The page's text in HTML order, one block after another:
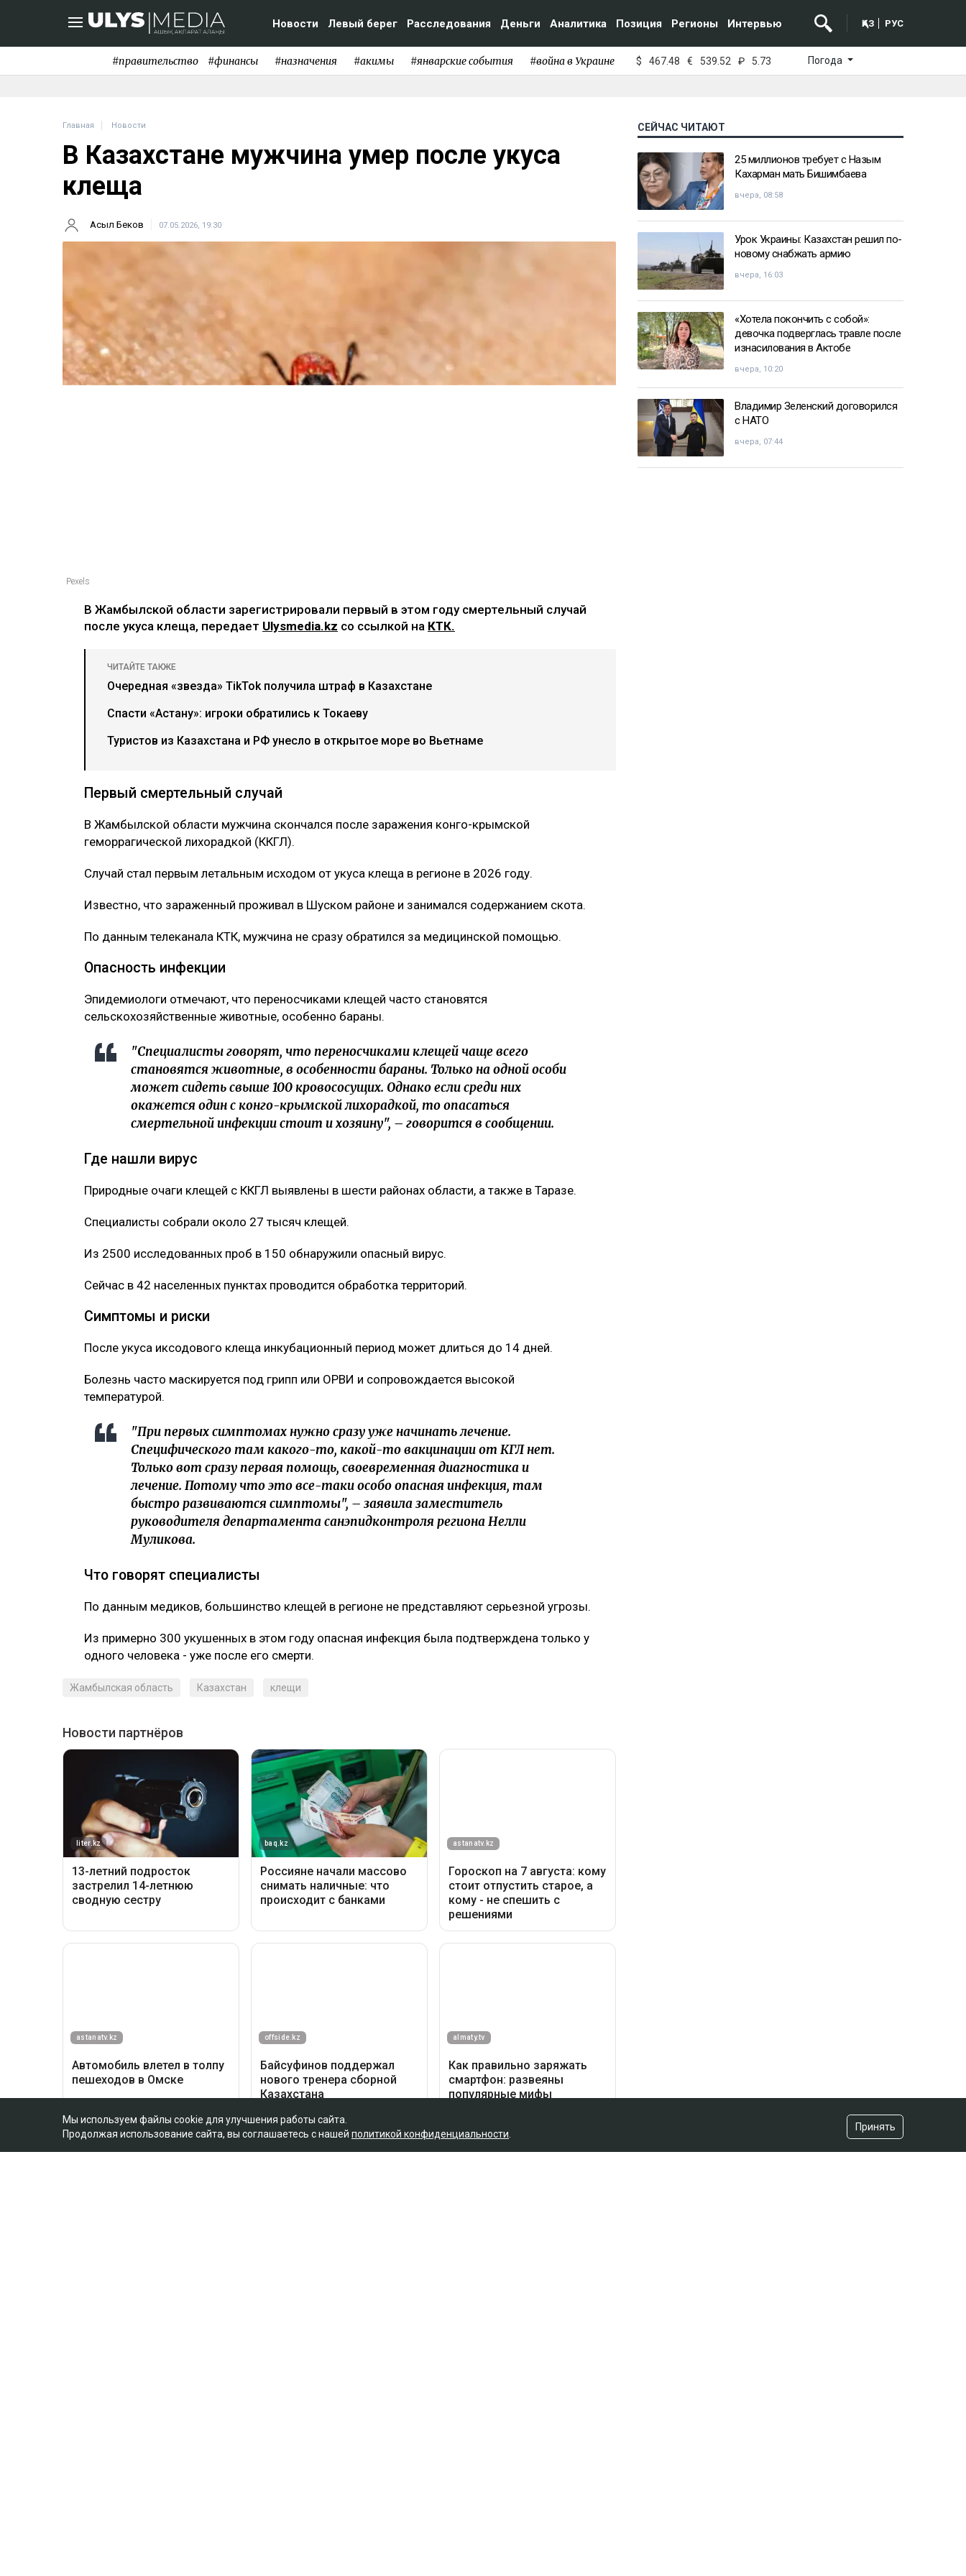
Новости Левый берег Расследования Деньги Аналитика Позиция Регионы Интервью ҚАЗ РУС
#правительство #финансы #назначения #акимы #январские события #война в Украине $ 467.48 € 539.52 ₽ 5.73 Погода
Главная Новости
В Казахстане мужчина умер после укуса
клеща
Асыл Беков 07.05.2026, 19:30
Pexels
В Жамбылской области зарегистрировали первый в этом году смертельный случай
после укуса клеща, передает Ulysmedia.kz со ссылкой на КТК.
ЧИТАЙТЕ ТАКЖЕ
Очередная «звезда» TikTok получила штраф в Казахстане
Спасти «Астану»: игроки обратились к Токаеву
Туристов из Казахстана и РФ унесло в открытое море во Вьетнаме
Первый смертельный случай
В Жамбылской области мужчина скончался после заражения конго-крымской
геморрагической лихорадкой (ККГЛ).
Случай стал первым летальным исходом от укуса клеща в регионе в 2026 году.
Известно, что зараженный проживал в Шуском районе и занимался содержанием скота.
По данным телеканала КТК, мужчина не сразу обратился за медицинской помощью.
Опасность инфекции
Эпидемиологи отмечают, что переносчиками клещей часто становятся
сельскохозяйственные животные, особенно бараны.
"Специалисты говорят, что переносчиками клещей чаще всего
становятся животные, в особенности бараны. Только на одной особи
может сидеть свыше 100 кровососущих. Однако если среди них
окажется один с конго-крымской лихорадкой, то опасаться
смертельной инфекции стоит и хозяину", – говорится в сообщении.
Где нашли вирус
Природные очаги клещей с ККГЛ выявлены в шести районах области, а также в Таразе.
Специалисты собрали около 27 тысяч клещей.
Из 2500 исследованных проб в 150 обнаружили опасный вирус.
Сейчас в 42 населенных пунктах проводится обработка территорий.
Симптомы и риски
После укуса иксодового клеща инкубационный период может длиться до 14 дней.
Болезнь часто маскируется под грипп или ОРВИ и сопровождается высокой
температурой.
"При первых симптомах нужно сразу уже начинать лечение.
Специфического там какого-то, какой-то вакцинации от КГЛ нет.
Только вот сразу первая помощь, своевременная диагностика и
лечение. Потому что это все-таки особо опасная инфекция, там
быстро развиваются симптомы", – заявила заместитель
руководителя департамента санэпидконтроля региона Нелли
Муликова.
Что говорят специалисты
По данным медиков, большинство клещей в регионе не представляют серьезной угрозы.
Из примерно 300 укушенных в этом году опасная инфекция была подтверждена только у
одного человека - уже после его смерти.
Жамбылская область Казахстан клещи
СЕЙЧАС ЧИТАЮТ
25 миллионов требует с Назым
Кахарман мать Бишимбаева
вчера, 08:58
Урок Украины: Казахстан решил по-
новому снабжать армию
вчера, 16:03
«Хотела покончить с собой»:
девочка подверглась травле после
изнасилования в Актобе
вчера, 10:20
Владимир Зеленский договорился
с НАТО
вчера, 07:44
Мы используем файлы cookie для улучшения работы сайта.
Продолжая использование сайта, вы соглашаетесь с нашей политикой конфиденциальности
Принять